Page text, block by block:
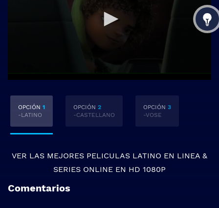
OPCIÓN 1
-LATINO
OPCIÓN 2
-CASTELLANO
OPCIÓN 3
-VOSE
VER LAS MEJORES PELICULAS LATINO EN LINEA &
SERIES ONLINE EN HD 1080P
Comentarios